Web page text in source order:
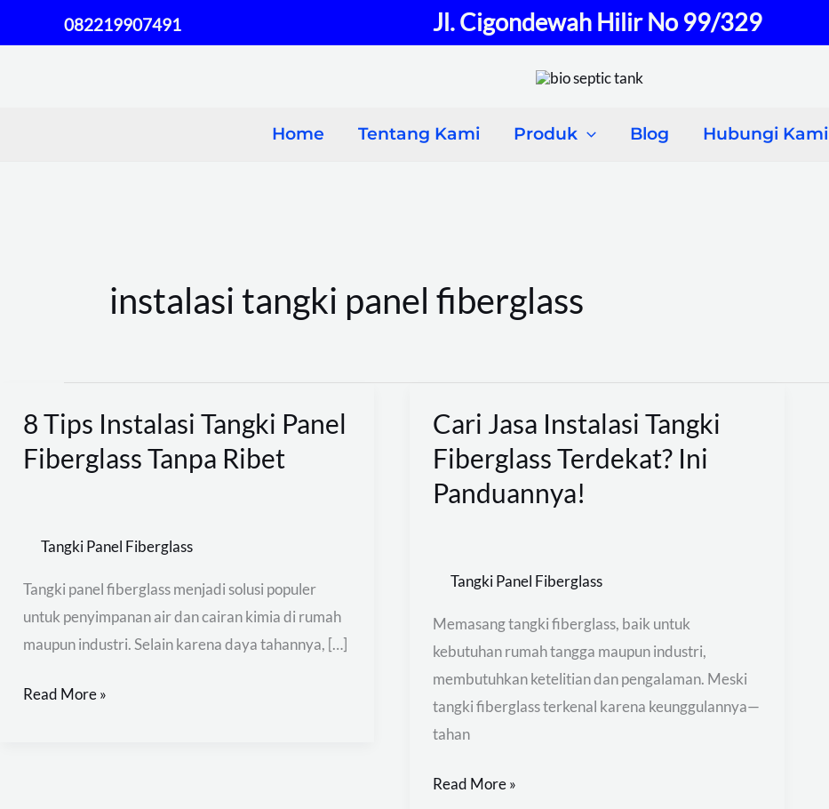
to
082219907491 Jl. Cigondewah Hilir No 99/329
Home Tentang Kami Produk Blog Hubungi Kami
instalasi tangki panel fiberglass
8 Tips Instalasi Tangki Panel
Fiberglass Tanpa Ribet
Tangki Panel Fiberglass
Tangki panel fiberglass menjadi solusi populer
untuk penyimpanan air dan cairan kimia di rumah
maupun industri. Selain karena daya tahannya, […]
8
Tips
Instalasi
Fiberglass
Tanpa
Ribet
Read More »
Cari Jasa Instalasi Tangki
Fiberglass Terdekat? Ini
Panduannya!
Tangki Panel Fiberglass
Memasang tangki fiberglass, baik untuk
kebutuhan rumah tangga maupun industri,
membutuhkan ketelitian dan pengalaman. Meski
tangki fiberglass terkenal karena keunggulannya—
tahan
Cari
Jasa
Instalasi
Tangki
Read More »